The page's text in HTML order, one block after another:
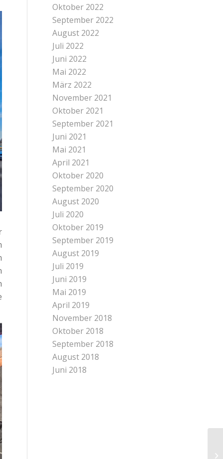
Oktober 2022
September 2022
August 2022
Juli 2022
Juni 2022
Mai 2022
März 2022
November 2021
Oktober 2021
September 2021
Juni 2021
Mai 2021
April 2021
Oktober 2020
September 2020
August 2020
Juli 2020
Oktober 2019
September 2019
August 2019
Juli 2019
Juni 2019
Mai 2019
April 2019
November 2018
Oktober 2018
September 2018
August 2018
Juni 2018